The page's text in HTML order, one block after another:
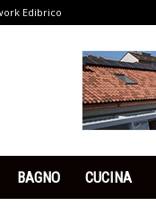
Edibrico
BAGNO CUCINA